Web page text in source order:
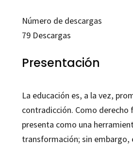
Número de descargas
79Descargas
Presentación
La educación es, a la vez,
contradicción. Como derecho
presenta como una
transformación; sin embargo,